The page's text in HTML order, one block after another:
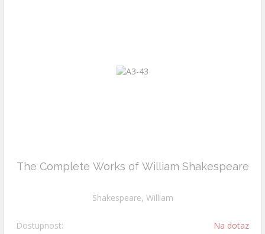
The Complete Works of William Shakespeare
Shakespeare, William
Dostupnost: Na dotaz